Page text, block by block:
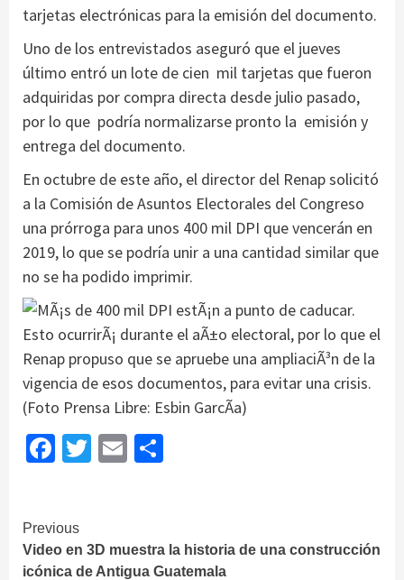
tarjetas electrónicas para la emisión del documento.
Uno de los entrevistados aseguró que el jueves
último entró un lote de cien mil tarjetas que fueron
adquiridas por compra directa desde julio pasado,
por lo que podría normalizarse pronto la emisión y
entrega del documento.
En octubre de este año, el director del Renap solicitó
a la Comisión de Asuntos Electorales del Congreso
una prórroga para unos 400 mil DPI que vencerán en
2019, lo que se podría unir a una cantidad similar que
no se ha podido imprimir.
Facebook
Twitter
Email
Continue
Reading
Previous
Video en 3D muestra la historia de una construcción
icónica de Antigua Guatemala